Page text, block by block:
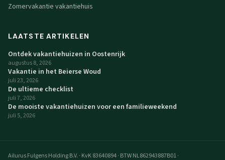
Zomervakantie vakantiehuis
LAATSTE ARTIKELEN
Ontdek vakantiehuizen in Oostenrijk
augustus 8, 2026
Vakantie in het Beierse Woud
juli 23, 2026
De ultieme checklist
juli 7, 2026
De mooiste vakantiehuizen voor een familieweekend
juli 5, 2026
Ailurus Fulgens Holding B.V. · KvK 83640894· BTW NL862943887B01·